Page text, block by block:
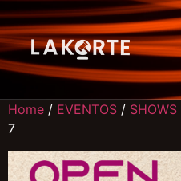
Home / EVENTOS / SHOWS
7